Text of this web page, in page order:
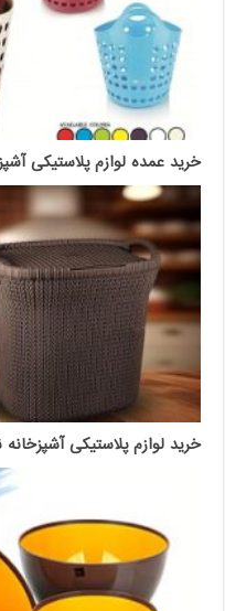
خرید عمده لوازم پلاستیکی
خرید لوازم پلاستیکی